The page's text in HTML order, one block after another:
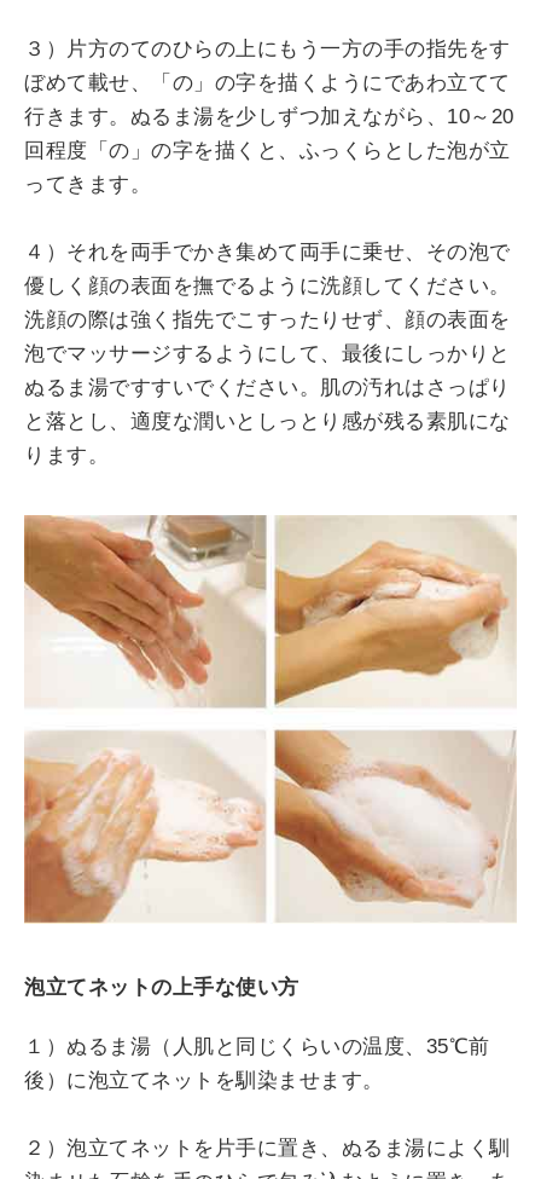
３）片方のてのひらの上にもう一方の手の指先をす
ぼめて載せ、「の」の字を描くようにであわ立てて
行きます。ぬるま湯を少しずつ加えながら、10～20
回程度「の」の字を描くと、ふっくらとした泡が立
ってきます。
４）それを両手でかき集めて両手に乗せ、その泡で
優しく顔の表面を撫でるように洗顔してください。
洗顔の際は強く指先でこすったりせず、顔の表面を
泡でマッサージするようにして、最後にしっかりと
ぬるま湯ですすいでください。肌の汚れはさっぱり
と落とし、適度な潤いとしっとり感が残る素肌にな
ります。
泡立てネットの上手な使い方
１）ぬるま湯（人肌と同じくらいの温度、35℃前
後）に泡立てネットを馴染ませます。
２）泡立てネットを片手に置き、ぬるま湯によく馴